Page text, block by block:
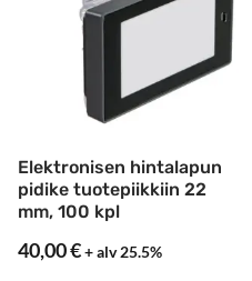
Elektronisen hintalapun
pidike tuotepiikkiin 22
mm, 100 kpl
40,00€+ alv 25.5%